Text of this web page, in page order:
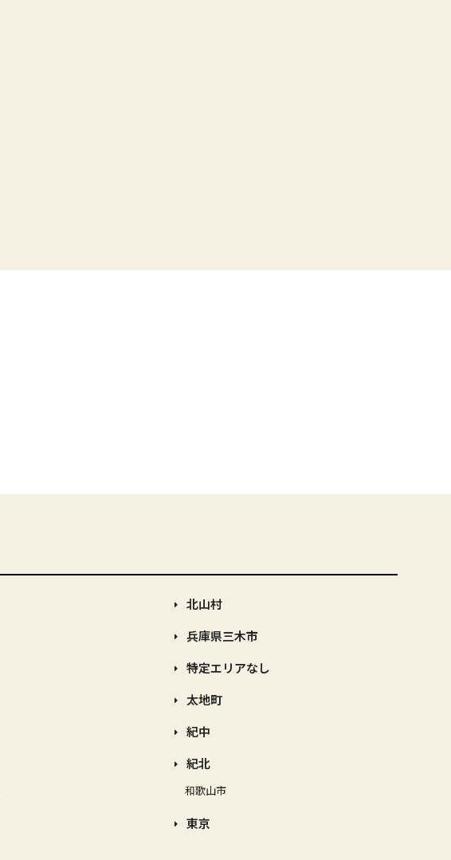
北山村
兵庫県三木市
特定エリアなし
太地町
紀中
紀北
和歌山市
東京